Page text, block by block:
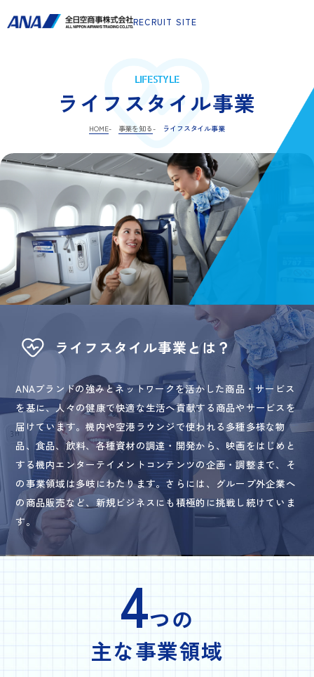
RECRUIT SITE
LIFESTYLE
ライフスタイル事業
HOME 事業を知る ライフスタイル事業
ライフスタイル事業とは？
ANAブランドの強みとネットワークを活かした商品・サービス
を基に、人々の健康で快適な生活へ貢献する商品やサービスを
届けています。機内や空港ラウンジで使われる多種多様な物
品、食品、飲料、各種資材の調達・開発から、映画をはじめと
する機内エンターテイメントコンテンツの企画・調整まで、そ
の事業領域は多岐にわたります。さらには、グループ外企業へ
の商品販売など、新規ビジネスにも積極的に挑戦し続けていま
す。
4つの
主な事業領域